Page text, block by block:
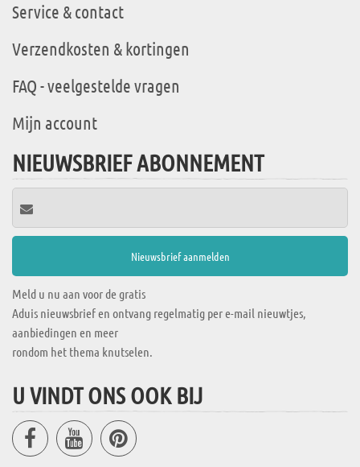
Service & contact
Verzendkosten & kortingen
FAQ - veelgestelde vragen
Mijn account
NIEUWSBRIEF ABONNEMENT
Meld u nu aan voor de gratis
Aduis nieuwsbrief en ontvang regelmatig per e-mail nieuwtjes,
aanbiedingen en meer
rondom het thema knutselen.
U VINDT ONS OOK BIJ